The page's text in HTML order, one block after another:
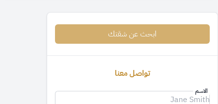
ابحث عن شقتك
تواصل معنا
الاسم